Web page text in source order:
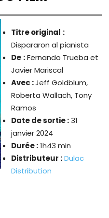
Titre original :
Dispararon al pianista
De :Fernando Trueba et
Javier Mariscal
Avec :Jeff Goldblum,
Roberta Wallach, Tony
Ramos
Date de sortie :31
janvier 2024
Durée :1h43 min
Distributeur :Dulac
Distribution